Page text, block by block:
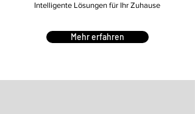
Intelligente Lösungen für Ihr Zuhause
Mehr erfahren